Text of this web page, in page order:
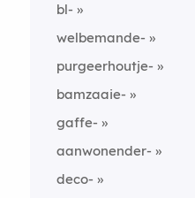
bl-
welbemande-
purgeerhoutje-
bamzaaie-
gaffe-
aanwonender-
deco-